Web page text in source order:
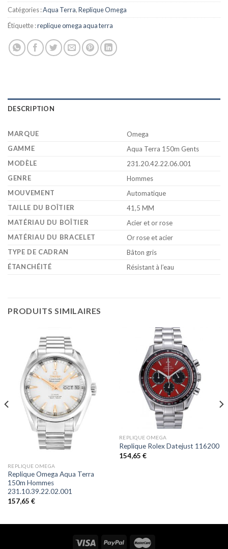
Catégories :Aqua Terra,Replique Omega
Étiquette :replique omega aqua terra
DESCRIPTION
MARQUE
Omega
GAMME
Aqua Terra 150m Gents
MODÈLE
231.20.42.22.06.001
GENRE
Hommes
MOUVEMENT
Automatique
TAILLE DU BOÎTIER
41,5 MM
MATÉRIAU DU BOÎTIER
Acier et or rose
MATÉRIAU DU BRACELET
Or rose et acier
TYPE DE CADRAN
Bâton gris
ÉTANCHÉITÉ
Résistant à l’eau
PRODUITS SIMILAIRES
REPLIQUE OMEGA
Replique Omega Aqua Terra
150m Hommes
231.10.39.22.02.001
157,65 €
REPLIQUE OMEGA
Replique Rolex Datejust 116200
154,65 €